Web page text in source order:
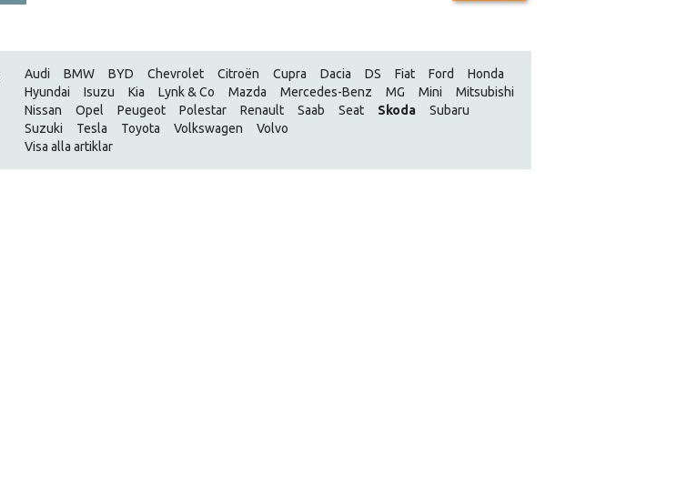
Audi BMW BYD Chevrolet Citroën Cupra Dacia DS Fiat Ford
Honda
Hyundai
Isuzu Kia Lynk & Co Mazda Mercedes-Benz MG Mini
Mitsubishi
Nissan
Opel Peugeot Polestar Renault Saab Seat Skoda
Subaru
Suzuki
Tesla Toyota Volkswagen
Volvo
Visa alla artiklar